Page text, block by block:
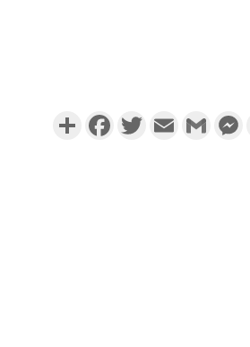
PartagerFacebookTwitterEmail Gmail